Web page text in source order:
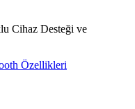
Cihaz Desteği ve
Özellikleri